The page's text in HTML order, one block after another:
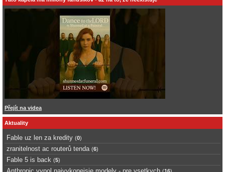
Přejít na videa
Aktuality
Fable uz len za kredity (0)
zranitelnost ac routerů tenda (6)
Fable 5 is back (5)
(16)